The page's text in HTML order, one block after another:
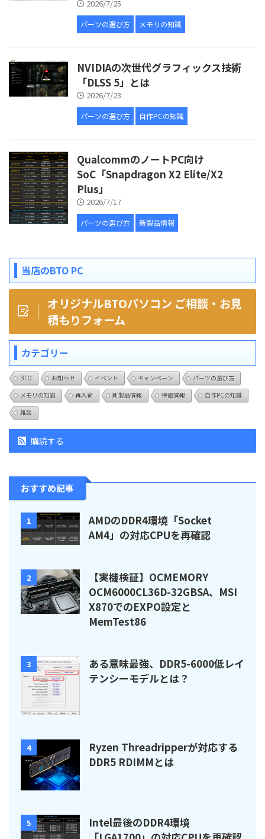
2026/7/25
パーツの選び方 メモリの知識
NVIDIAの次世代グラフィックス技術
「DLSS 5」とは
2026/7/23
パーツの選び方 自作PCの知識
QualcommのノートPC向け
SoC「Snapdragon X2 Elite/X2
Plus」
2026/7/17
パーツの選び方 新製品情報
当店のBTO PC
オリジナルBTOパソコン ご相談・お見
積もりフォーム
カテゴリー
BTO お知らせ イベント キャンペーン
パーツの選び方
メモリの知識
再入荷 新製品情報 特価情報
自作PCの知識
雑談
購読する
おすすめ記事
1
AMDのDDR4環境「Socket
AM4」の対応CPUを再確認
2
【実機検証】OCMEMORY
OCM6000CL36D-32GBSA、MSI
X870でのEXPO設定と
MemTest86
3
ある意味最強、DDR5-6000低レイ
テンシーモデルとは？
4
Ryzen Threadripperが対応する
DDR5 RDIMMとは
5
Intel最後のDDR4環境